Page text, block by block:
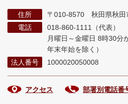
住所
〒010-8570 秋田県秋田
電話
018-860-1111（代表）
月曜日～金曜日 8時30分
年末年始を除く）
法人番号
1000020050008
アクセス 部署別電話番